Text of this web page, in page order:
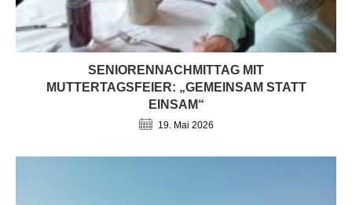
SENIORENNACHMITTAG MIT
MUTTERTAGSFEIER: „GEMEINSAM STATT
EINSAM“
19. Mai 2026